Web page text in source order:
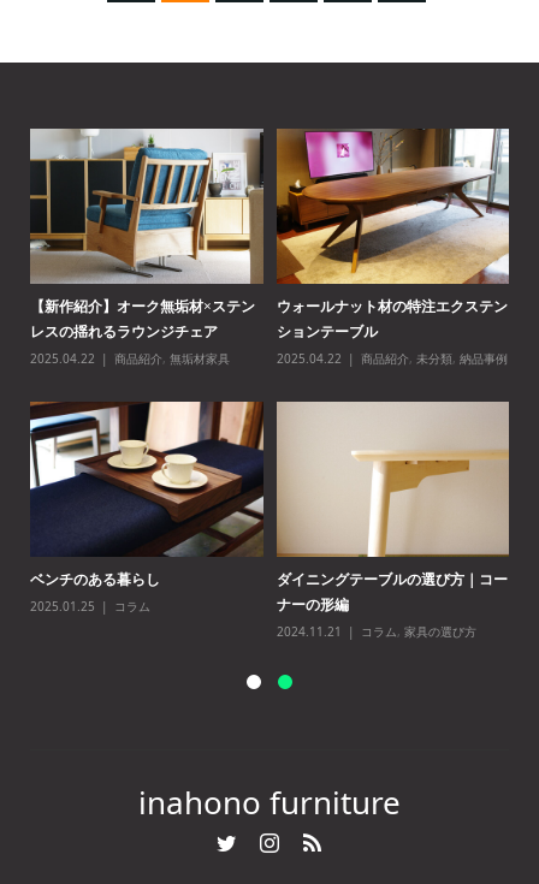
【新作紹介】オーク無垢材×ステン
レスの揺れるラウンジチェア
2025.04.22
商品紹介, 無垢材家具
ウォールナット材の特注エクステン
ションテーブル
2025.04.22
商品紹介, 未分類, 納品事例
ベンチのある暮らし
2025.01.25
コラム
ダイニングテーブルの選び方｜コー
ナーの形編
2024.11.21
コラム, 家具の選び方
inahono furniture